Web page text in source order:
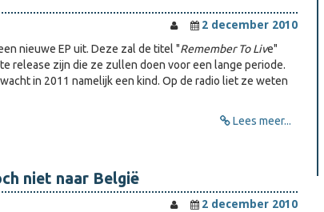
2 december 2010
nieuwe EP uit. Deze zal de titel "Remember To Live"
release zijn die ze zullen doen voor een lange periode.
in 2011 namelijk een kind. Op de radio liet ze weten
Lees meer...
niet naar België
2 december 2010